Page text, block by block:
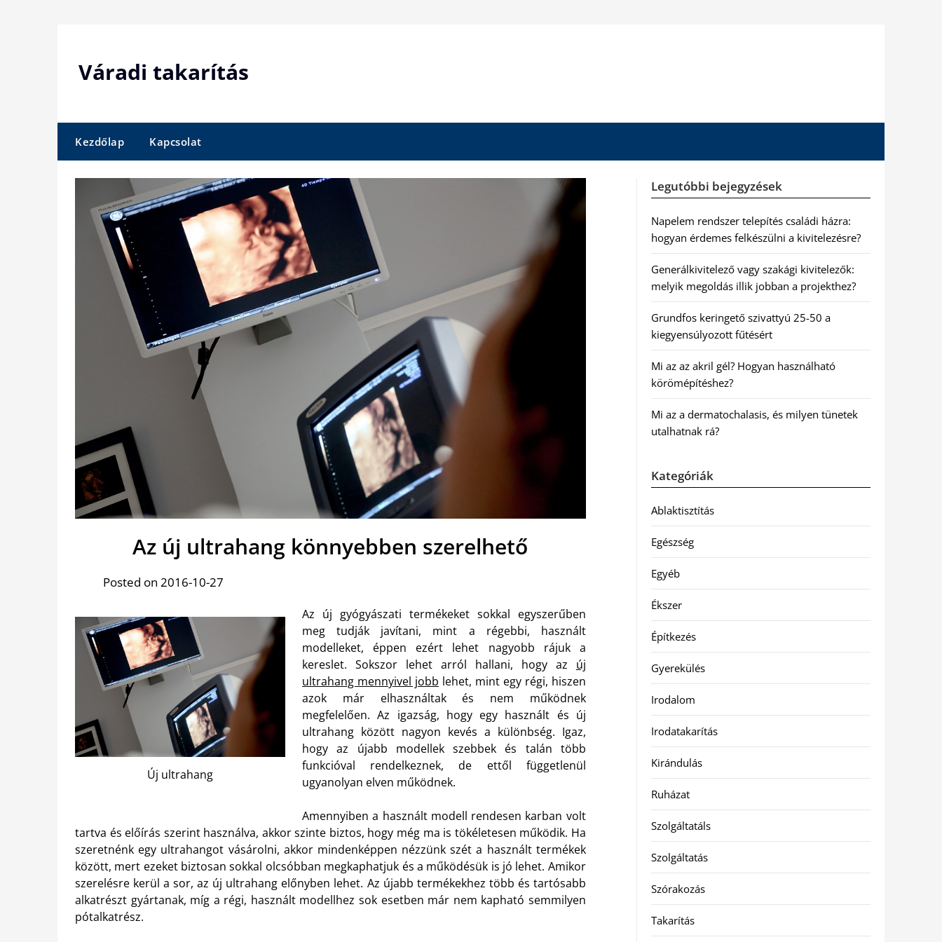
Váradi takarítás
Kezdőlap Kapcsolat
Az új ultrahang könnyebben szerelhető
Posted on 2016-10-27
Új ultrahang
Az új gyógyászati termékeket sokkal egyszerűben
meg tudják javítani, mint a régebbi, használt
modelleket, éppen ezért lehet nagyobb rájuk a
kereslet. Sokszor lehet arról hallani, hogy az új
ultrahang mennyivel jobb lehet, mint egy régi, hiszen
azok már elhasználtak és nem működnek
megfelelően. Az igazság, hogy egy használt és új
ultrahang között nagyon kevés a különbség. Igaz,
hogy az újabb modellek szebbek és talán több
funkcióval rendelkeznek, de ettől függetlenül
ugyanolyan elven működnek.
Amennyiben a használt modell rendesen karban volt
tartva és előírás szerint használva, akkor szinte biztos, hogy még ma is tökéletesen működik. Ha
szeretnénk egy ultrahangot vásárolni, akkor mindenképpen nézzünk szét a használt termékek
között, mert ezeket biztosan sokkal olcsóbban megkaphatjuk és a működésük is jó lehet. Amikor
szerelésre kerül a sor, az új ultrahang előnyben lehet. Az újabb termékekhez több és tartósabb
alkatrészt gyártanak, míg a régi, használt modellhez sok esetben már nem kapható semmilyen
pótalkatrész.
Legutóbbi bejegyzések
Napelem rendszer telepítés családi házra:
hogyan érdemes felkészülni a kivitelezésre?
Generálkivitelező vagy szakági kivitelezők:
melyik megoldás illik jobban a projekthez?
Grundfos keringető szivattyú 25-50 a
kiegyensúlyozott fűtésért
Mi az az akril gél? Hogyan használható
körömépítéshez?
Mi az a dermatochalasis, és milyen tünetek
utalhatnak rá?
Kategóriák
Ablaktisztítás
Egészség
Egyéb
Ékszer
Építkezés
Gyerekülés
Irodalom
Irodatakarítás
Kirándulás
Ruházat
Szolgáltatáls
Szolgáltatás
Szórakozás
Takarítás